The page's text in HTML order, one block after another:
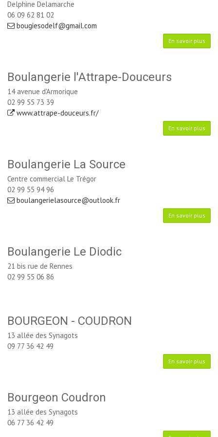
Delphine Delamarche
06 09 62 81 02
bougiesodelf@gmail.com
En savoir plus
Boulangerie l'Attrape-Douceurs
14 avenue d'Armorique
02 99 55 73 39
www.attrape-douceurs.fr/
En savoir plus
Boulangerie La Source
Centre commercial Le Trégor
02 99 55 94 96
boulangerielasource@outlook.fr
En savoir plus
Boulangerie Le Diodic
21 bis rue de Rennes
02 99 55 06 86
BOURGEON - COUDRON
13 allée des Synagots
09 77 36 42 49
En savoir plus
Bourgeon Coudron
13 allée des Synagots
06 77 36 42 49